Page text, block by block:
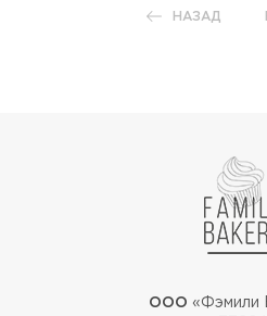
НАЗАД
ООО «Фэмили